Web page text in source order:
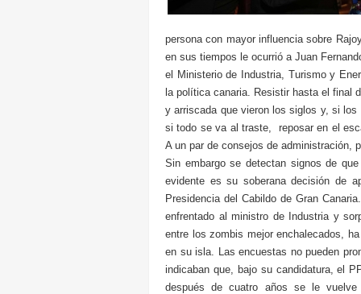
persona con mayor influencia sobre
en sus tiempos le ocurrió a Juan
el Ministerio de Industria, Turismo y
la política canaria. Resistir hasta el final
y arriscada que vieron los siglos y, si
si todo se va al traste, reposar en el
A un par de consejos de administración,
Sin embargo se detectan signos de
evidente es su soberana decisión de
Presidencia del Cabildo de Gran
enfrentado al ministro de Industria y
entre los zombis mejor enchalecados,
en su isla. Las encuestas no pueden
indicaban que, bajo su candidatura, el
después de cuatro años se le